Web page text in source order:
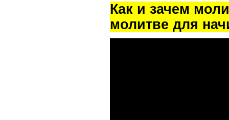
Как и зачем
молитве для